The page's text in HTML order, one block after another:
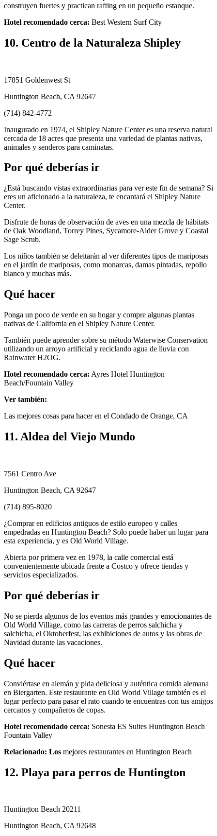
construyen fuertes y practican rafting en un pequeño estanque.
Hotel recomendado cerca: Best Western Surf City
10. Centro de la Naturaleza Shipley
17851 Goldenwest St
Huntington Beach, CA 92647
(714) 842-4772
Inaugurado en 1974, el Shipley Nature Center es una reserva natural
cercada de 18 acres que presenta una variedad de plantas nativas,
animales y senderos para caminatas.
Por qué deberías ir
¿Está buscando vistas extraordinarias para ver este fin de semana? Si
eres un aficionado a la naturaleza, te encantará el Shipley Nature
Center.
Disfrute de horas de observación de aves en una mezcla de hábitats
de Oak Woodland, Torrey Pines, Sycamore-Alder Grove y Coastal
Sage Scrub.
Los niños también se deleitarán al ver diferentes tipos de mariposas
en el jardín de mariposas, como monarcas, damas pintadas, repollo
blanco y muchas más.
Qué hacer
Ponga un poco de verde en su hogar y compre algunas plantas
nativas de California en el Shipley Nature Center.
También puede aprender sobre su método Waterwise Conservation
utilizando un arroyo artificial y reciclando agua de lluvia con
Rainwater H2OG.
Hotel recomendado cerca: Ayres Hotel Huntington
Beach/Fountain Valley
Ver también:
Las mejores cosas para hacer en el Condado de Orange, CA
11. Aldea del Viejo Mundo
7561 Centro Ave
Huntington Beach, CA 92647
(714) 895-8020
¿Comprar en edificios antiguos de estilo europeo y calles
empedradas en Huntington Beach? Solo puede haber un lugar para
esta experiencia, y es Old World Village.
Abierta por primera vez en 1978, la calle comercial está
convenientemente ubicada frente a Costco y ofrece tiendas y
servicios especializados.
Por qué deberías ir
No se pierda algunos de los eventos más grandes y emocionantes de
Old World Village, como las carreras de perros salchicha y
salchicha, el Oktoberfest, las exhibiciones de autos y las obras de
Navidad durante las vacaciones.
Qué hacer
Conviértase en alemán y pida deliciosa y auténtica comida alemana
en Biergarten. Este restaurante en Old World Village también es el
lugar perfecto para pasar el rato cuando te encuentras con tus amigos
cercanos y compañeros de copas.
Hotel recomendado cerca: Sonesta ES Suites Huntington Beach
Fountain Valley
Relacionado: Los mejores restaurantes en Huntington Beach
12. Playa para perros de Huntington
Huntington Beach 20211
Huntington Beach, CA 92648